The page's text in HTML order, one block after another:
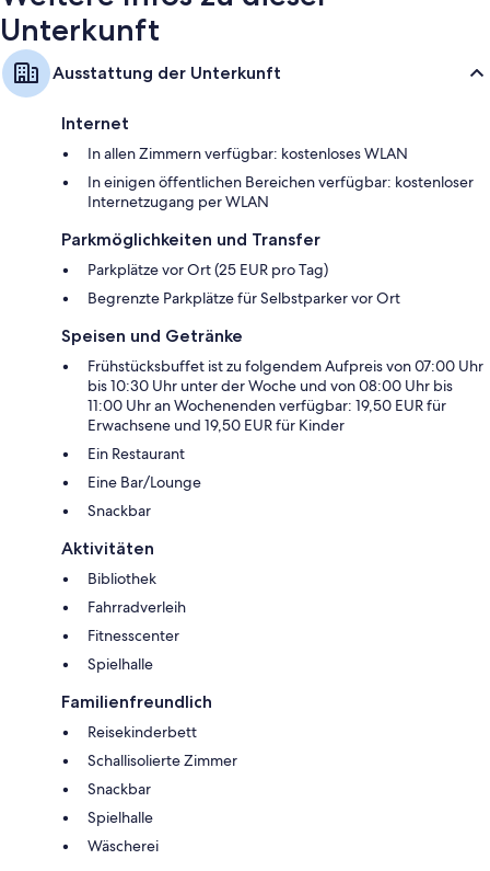
Unterkunft
Ausstattung der Unterkunft
Internet
In allen Zimmern verfügbar: kostenloses WLAN
In einigen öffentlichen Bereichen verfügbar: kostenloser
Internetzugang per WLAN
Parkmöglichkeiten und Transfer
Parkplätze vor Ort (25 EUR pro Tag)
Begrenzte Parkplätze für Selbstparker vor Ort
Speisen und Getränke
Frühstücksbuffet ist zu folgendem Aufpreis von 07:00 Uhr
bis 10:30 Uhr unter der Woche und von 08:00 Uhr bis
11:00 Uhr an Wochenenden verfügbar: 19,50 EUR für
Erwachsene und 19,50 EUR für Kinder
Ein Restaurant
Eine Bar/Lounge
Snackbar
Aktivitäten
Bibliothek
Fahrradverleih
Fitnesscenter
Spielhalle
Familienfreundlich
Reisekinderbett
Schallisolierte Zimmer
Snackbar
Spielhalle
Wäscherei